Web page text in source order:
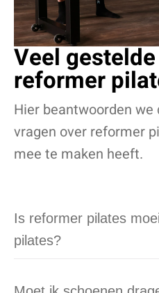
Veel
reformer
Hier beantwoorden
vragen over reformer
mee te maken heeft.
Is reformer pilates
pilates?